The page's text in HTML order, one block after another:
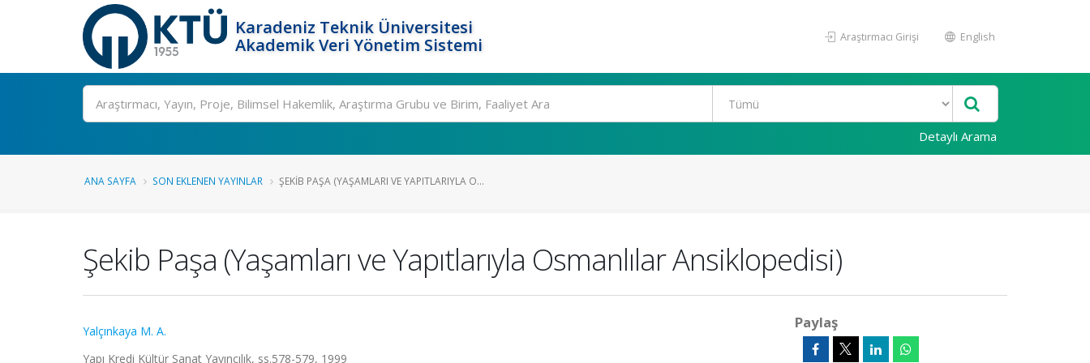
Karadeniz Teknik Üniversitesi
Akademik Veri Yönetim Sistemi
Araştırmacı Girişi English
Ara
Detaylı Arama
ANA SAYFA SON EKLENEN YAYINLAR ŞEKIB PAŞA (YAŞAMLARI VE YAPITLARIYLA O...
Şekib Paşa (Yaşamları ve Yapıtlarıyla Osmanlılar Ansiklopedisi)
Yalçınkaya M. A.
Yapı Kredi Kültür Sanat Yayıncılık, ss.578-579, 1999
Paylaş